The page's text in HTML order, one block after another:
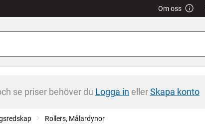
Om oss
se priser behöver du Logga in ellerSkapa konto
Rollers, Målardynor